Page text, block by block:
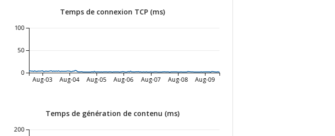
Temps de connexion TCP (ms)
Aug-03 Aug-04 Aug-05 Aug-06 Aug-07 Aug-08 Aug-09
0
50
100
Temps de génération de contenu (ms)
200